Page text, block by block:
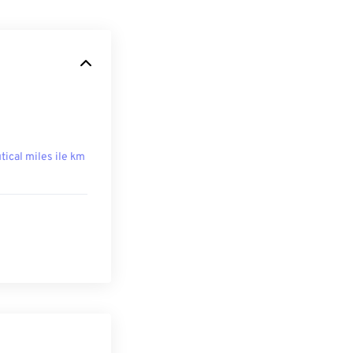
miles ile km